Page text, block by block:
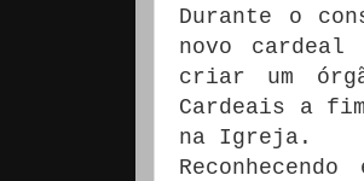
Durante o
novo cardeal
criar um
Cardeais a
na Igreja.